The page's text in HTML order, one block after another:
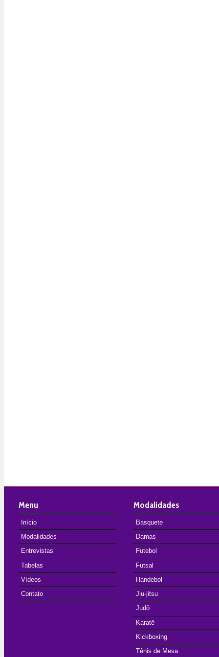
Menu
Início
Modalidades
Entrevistas
Tabelas
Vídeos
Contato
Modalidades
Basquete
Damas
Futebol
Futsal
Handebol
Jiu-jitsu
Judô
Karatê
Kickboxing
Tênis de Mesa